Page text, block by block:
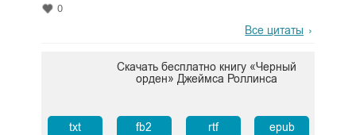
0
Все цитаты
Скачать бесплатно книгу «Черный
орден» Джеймса Роллинса
txt fb2 rtf epub